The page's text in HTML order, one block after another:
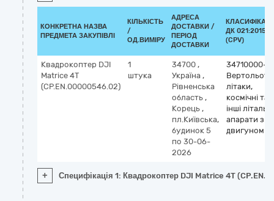
КОНКРЕТНА НАЗВА
ПРЕДМЕТА ЗАКУПІВЛІ
КІЛЬКІСТЬ
/
ОД.ВИМІРУ
АДРЕСА
ДОСТАВКИ /
ПЕРІОД
ДОСТАВКИ
ДК 021:2015
(CPV)
Квадрокоптер DJI
Matrice 4T
(CP.EN.00000546.02)
1
штука
34700 ,
Україна ,
Рівненська
область ,
Корець ,
пл.Київська,
будинок 5
по 30-06-
2026
34710000-7
літаки,
космічні та
інші літальні
апарати з
двигуном
+ Специфікація 1: Квадрокоптер DJI Matrice 4T